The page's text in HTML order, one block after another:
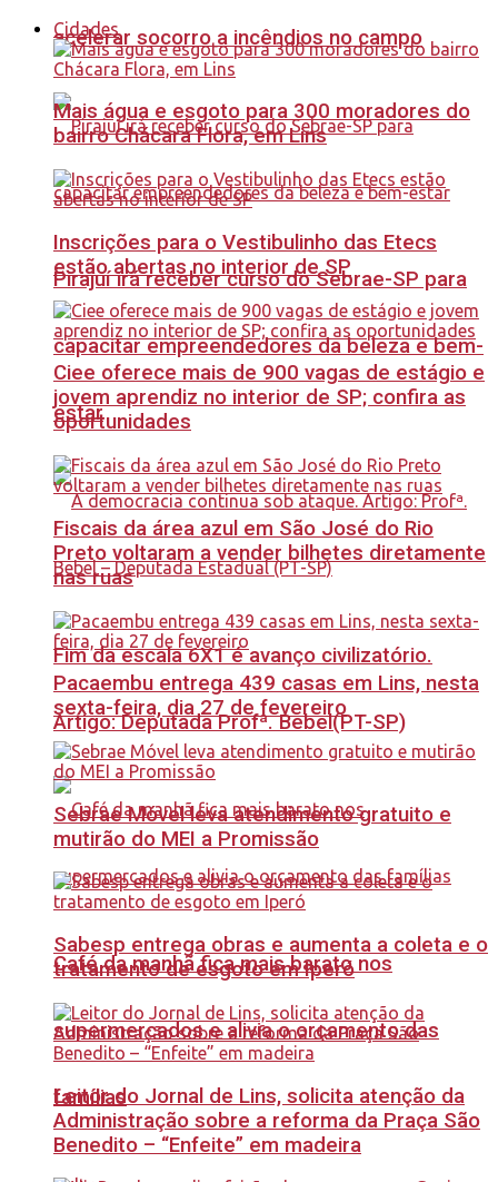
acelerar socorro a incêndios no campo
Pirajuí irá receber curso do Sebrae-SP para
capacitar empreendedores da beleza e bem-
estar
Fim da escala 6X1 é avanço civilizatório.
Artigo: Deputada Profª. Bebel(PT-SP)
Café da manhã fica mais barato nos
supermercados e alivia o orçamento das
famílias
Cidades
Mais água e esgoto para 300 moradores do
bairro Chácara Flora, em Lins
Inscrições para o Vestibulinho das Etecs
estão abertas no interior de SP
Ciee oferece mais de 900 vagas de estágio e
jovem aprendiz no interior de SP; confira as
oportunidades
Fiscais da área azul em São José do Rio
Preto voltaram a vender bilhetes diretamente
nas ruas
Pacaembu entrega 439 casas em Lins, nesta
sexta-feira, dia 27 de fevereiro
Sebrae Móvel leva atendimento gratuito e
mutirão do MEI a Promissão
Sabesp entrega obras e aumenta a coleta e o
tratamento de esgoto em Iperó
Leitor do Jornal de Lins, solicita atenção da
Administração sobre a reforma da Praça São
Benedito – “Enfeite” em madeira